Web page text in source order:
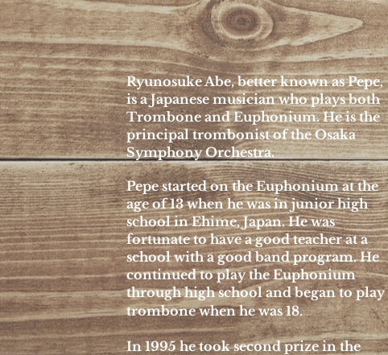
Ryunosuke Abe, better known as Pepe,
is a Japanese musician who plays both
Trombone and Euphonium. He is the
principal trombonist of the Osaka
Symphony Orchestra.
Pepe started on the Euphonium at the
age of 13 when he was in junior high
school in Ehime, Japan. He was
fortunate to have a good teacher at a
school with a good band program. He
continued to play the Euphonium
through high school and began to play
trombone when he was 18.
In 1995 he took second prize in the